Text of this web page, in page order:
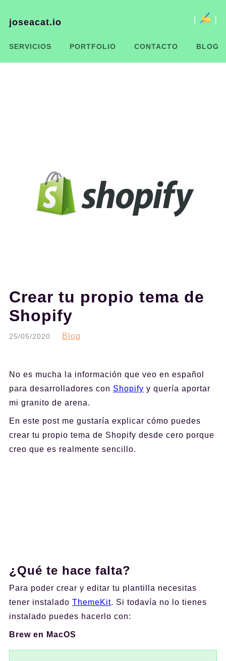
joseacat.io
SERVICIOS PORTFOLIO CONTACTO BLOG
Crear tu propio tema de
Shopify
25/05/2020 Blog
No es mucha la información que veo en español
para desarrolladores con Shopify y quería aportar
mi granito de arena.
En este post me gustaría explicar cómo puedes
crear tu propio tema de Shopify desde cero porque
creo que es realmente sencillo.
¿Qué te hace falta?
Para poder crear y editar tu plantilla necesitas
tener instalado ThemeKit. Si todavía no lo tienes
instalado puedes hacerlo con:
Brew en MacOS